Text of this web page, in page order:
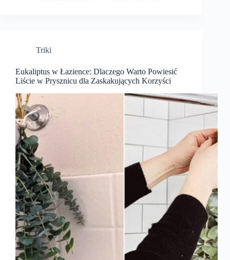
Triki
Eukaliptus w Łazience: Dlaczego Warto Powiesić
Liście w Prysznicu dla Zaskakujących Korzyści